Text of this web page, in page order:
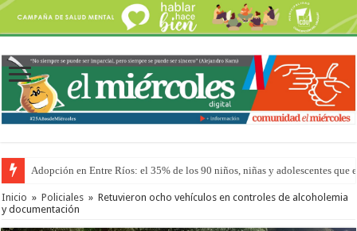
Adopción en Entre Ríos: el 35% de los 90 niños, niñas y adolescentes que
Inicio » Policiales » Retuvieron ocho vehículos en controles de alcoholemia
y documentación